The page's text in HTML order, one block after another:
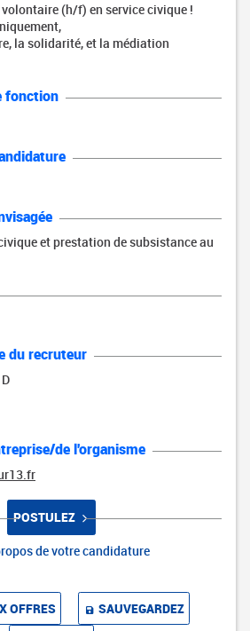
(h/f) en service civique !
la solidarité, et la médiation
fonction
et prestation de subsistance au
du recruteur
de l'organisme
POSTULEZ
de votre candidature
OFFRES
SAUVEGARDEZ